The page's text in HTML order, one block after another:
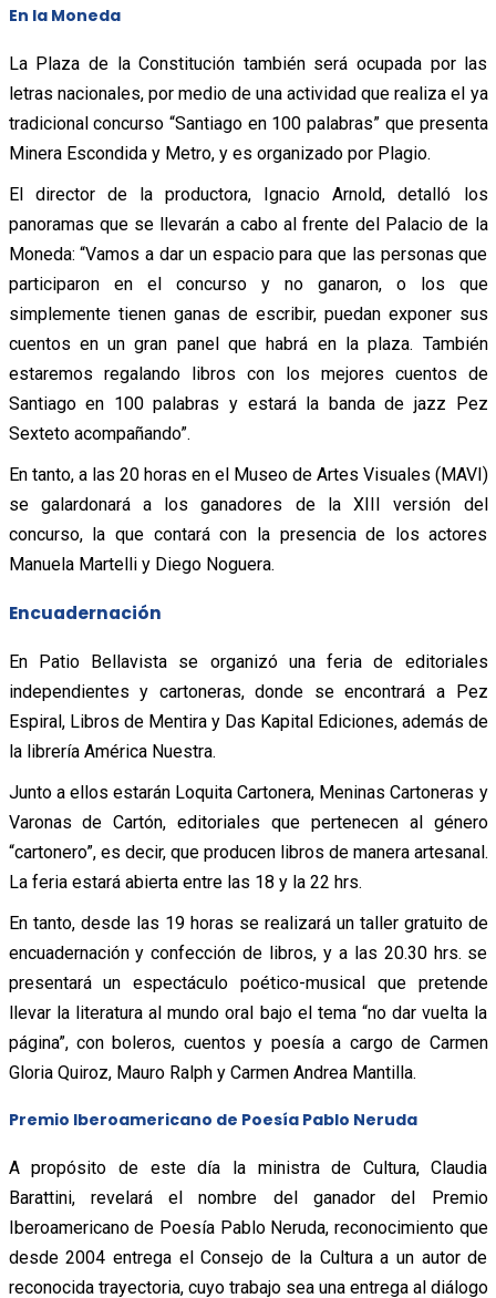
En la Moneda
La Plaza de la Constitución también será ocupada por las
letras nacionales, por medio de una actividad que realiza el ya
tradicional concurso “Santiago en 100 palabras” que presenta
Minera Escondida y Metro, y es organizado por Plagio.
El director de la productora, Ignacio Arnold, detalló los
panoramas que se llevarán a cabo al frente del Palacio de la
Moneda: “Vamos a dar un espacio para que las personas que
participaron en el concurso y no ganaron, o los que
simplemente tienen ganas de escribir, puedan exponer sus
cuentos en un gran panel que habrá en la plaza. También
estaremos regalando libros con los mejores cuentos de
Santiago en 100 palabras y estará la banda de jazz Pez
Sexteto acompañando”.
En tanto, a las 20 horas en el Museo de Artes Visuales (MAVI)
se galardonará a los ganadores de la XIII versión del
concurso, la que contará con la presencia de los actores
Manuela Martelli y Diego Noguera.
Encuadernación
En Patio Bellavista se organizó una feria de editoriales
independientes y cartoneras, donde se encontrará a Pez
Espiral, Libros de Mentira y Das Kapital Ediciones, además de
la librería América Nuestra.
Junto a ellos estarán Loquita Cartonera, Meninas Cartoneras y
Varonas de Cartón, editoriales que pertenecen al género
“cartonero”, es decir, que producen libros de manera artesanal.
La feria estará abierta entre las 18 y la 22 hrs.
En tanto, desde las 19 horas se realizará un taller gratuito de
encuadernación y confección de libros, y a las 20.30 hrs. se
presentará un espectáculo poético-musical que pretende
llevar la literatura al mundo oral bajo el tema “no dar vuelta la
página”, con boleros, cuentos y poesía a cargo de Carmen
Gloria Quiroz, Mauro Ralph y Carmen Andrea Mantilla.
Premio Iberoamericano de Poesía Pablo Neruda
A propósito de este día la ministra de Cultura, Claudia
Barattini, revelará el nombre del ganador del Premio
Iberoamericano de Poesía Pablo Neruda, reconocimiento que
desde 2004 entrega el Consejo de la Cultura a un autor de
reconocida trayectoria, cuyo trabajo sea una entrega al diálogo